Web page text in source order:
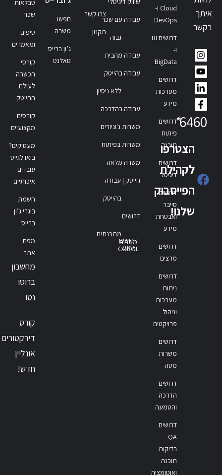
איתך
בקשר
6460
*
הצטרפו
לקהילת
הפייסבוק
שלנו!
Cloud ו-
DevOps
דרושים BI
ו-
BigData
דרושים
מערכות
מידע
דרושים
פיתוח
תוכנה
דרושים
דיגיטל
דרושים
סייבר
ואבטחת
מידע
דרושים
מרצים
דרושים
ניתוח
מערכות
וניהול
פרויקטים
דרושים
משרות
מטה
דרושים
הדרכה
והטמעה
דרושים
QA
בדיקות
תוכנה
ואוטומציה
עבודה עם שכר
גבוה
עבודה מהבית
עבודה בהייטק
ללא ניסיון
עבודה בהדרכה
משרות ג'וניורים
משרות בפיתוח
משרה מלאה
הייטק | עבודה
בהייטק
דרושים
מתכנתים
דרושים
סאפ
משרות
COBOL
צרו קשר
תקנון
חפשו
משרה
ג’ון ברייס
טאלנט
טבלאות
שכר
טיפים
ומאמרים
קורסי
הכשרה
לעולם
ההייטק
קורסים
מקצועיים
מעסיקים?
בואו לגייס
עובדים
איכותיים
השמת
בוגרי ג’ון
ברייס
מפת
אתר
מחשבון
ברוטו
נטו
קורס
דירקטורים
אונליין
חדש!